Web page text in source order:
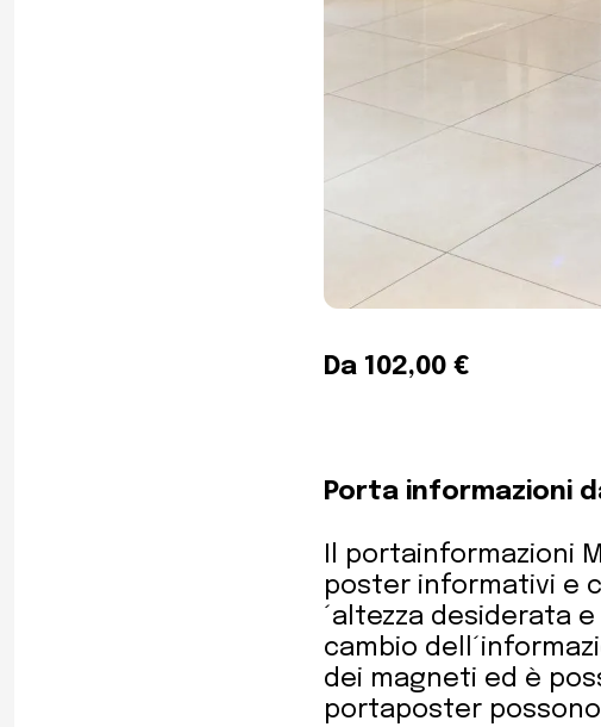
Da 102,00 €
Porta informazioni
Il portainformazioni
poster informativi e
´altezza desiderata
cambio
dei magneti ed è
portaposter